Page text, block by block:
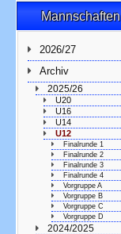
Mannschaften
2026/27
Archiv
2025/26
U20
U16
U14
U12
Finalrunde 1
Finalrunde 2
Finalrunde 3
Finalrunde 4
Vorgruppe A
Vorgruppe B
Vorgruppe C
Vorgruppe D
2024/2025